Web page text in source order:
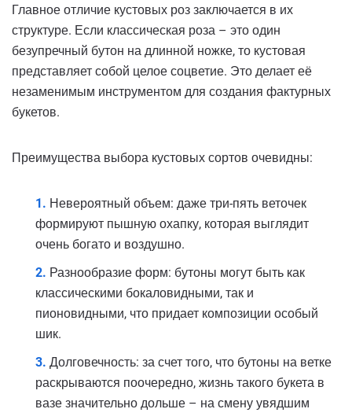
Главное отличие кустовых роз заключается в их
структуре. Если классическая роза – это один
безупречный бутон на длинной ножке, то кустовая
представляет собой целое соцветие. Это делает её
незаменимым инструментом для создания фактурных
букетов.
Преимущества выбора кустовых сортов очевидны:
Невероятный объем: даже три-пять веточек
формируют пышную охапку, которая выглядит
очень богато и воздушно.
Разнообразие форм: бутоны могут быть как
классическими бокаловидными, так и
пионовидными, что придает композиции особый
шик.
Долговечность: за счет того, что бутоны на ветке
раскрываются поочередно, жизнь такого букета в
вазе значительно дольше – на смену увядшим